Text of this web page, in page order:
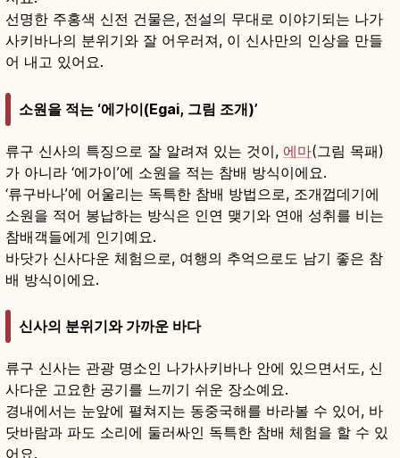
선명한 주홍색 신전 건물은, 전설의 무대로 이야기되는 나가
사키바나의 분위기와 잘 어우러져, 이 신사만의 인상을 만들
어 내고 있어요.
소원을 적는 ‘에가이(Egai, 그림 조개)’
류구 신사의 특징으로 잘 알려져 있는 것이, 에마(그림 목패)
가 아니라 ‘에가이’에 소원을 적는 참배 방식이에요.
‘류구바나’에 어울리는 독특한 참배 방법으로, 조개껍데기에
소원을 적어 봉납하는 방식은 인연 맺기와 연애 성취를 비는
참배객들에게 인기예요.
바닷가 신사다운 체험으로, 여행의 추억으로도 남기 좋은 참
배 방식이에요.
신사의 분위기와 가까운 바다
류구 신사는 관광 명소인 나가사키바나 안에 있으면서도, 신
사다운 고요한 공기를 느끼기 쉬운 장소예요.
경내에서는 눈앞에 펼쳐지는 동중국해를 바라볼 수 있어, 바
닷바람과 파도 소리에 둘러싸인 독특한 참배 체험을 할 수 있
어요.